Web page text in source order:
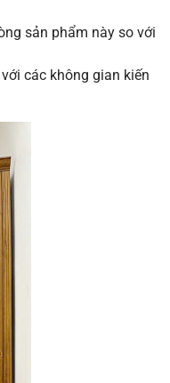
sản phẩm này so với
các không gian kiến